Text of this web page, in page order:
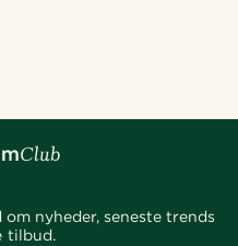
nyheder, seneste trends
tilbud.